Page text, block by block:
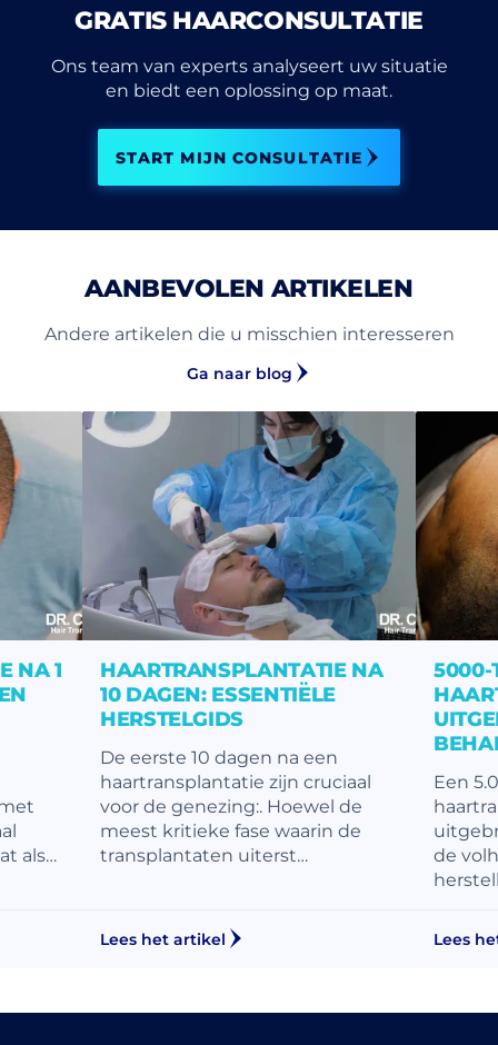
GRATIS HAARCONSULTATIE
Ons team van experts analyseert uw situatie
en biedt een oplossing op maat.
START MIJN CONSULTATIE
AANBEVOLEN ARTIKELEN
Andere artikelen die u misschien interesseren
Ga naar blog
NA 1
als…
HAARTRANSPLANTATIE NA
10 DAGEN: ESSENTIËLE
HERSTELGIDS
De eerste 10 dagen na een
haartransplantatie zijn cruciaal
voor de genezing:. Hoewel de
meest kritieke fase waarin de
transplantaten uiterst…
Lees het artikel
5000-
Een
de
Lees